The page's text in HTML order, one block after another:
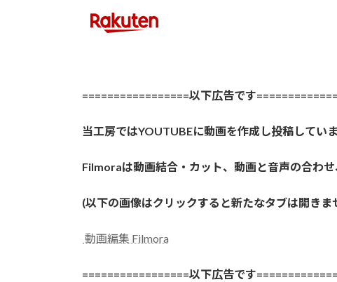
=================以下広告です
当工房ではYOUTUBEに動画を作成し投稿してい
Filmoraは動画結合・カット、動画と音声の合わ
(以下の画像はクリックすると新たなタブは開き
動画編集 Filmora
=================以下広告です